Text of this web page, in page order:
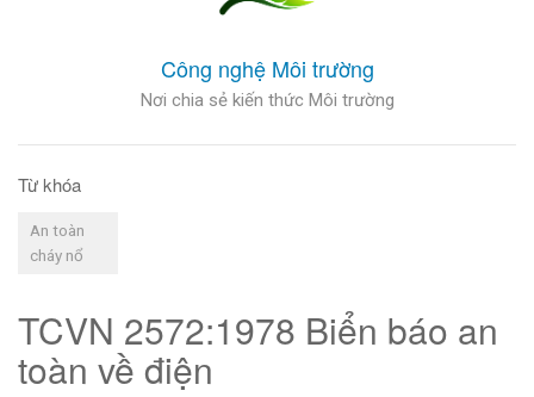
Công nghệ Môi trường
Nơi chia sẻ kiến thức Môi trường
Từ khóa
An toàn
cháy nổ
TCVN 2572:1978 Biển báo an
toàn về điện